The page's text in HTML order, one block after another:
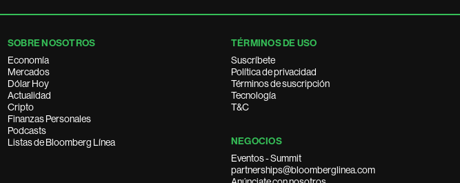
SOBRE NOSOTROS
Economía
Mercados
Dólar Hoy
Actualidad
Cripto
Finanzas Personales
Podcasts
Listas de Bloomberg Línea
TÉRMINOS DE USO
Suscríbete
Política de privacidad
Términos de suscripción
Tecnología
T&C
NEGOCIOS
Eventos - Summit
partnerships@bloomberglinea.com